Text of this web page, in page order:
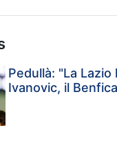
Pedullà: "La Lazio
Ivanovic, il